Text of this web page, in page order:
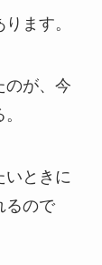
ます。
のが、今
いときに
るので